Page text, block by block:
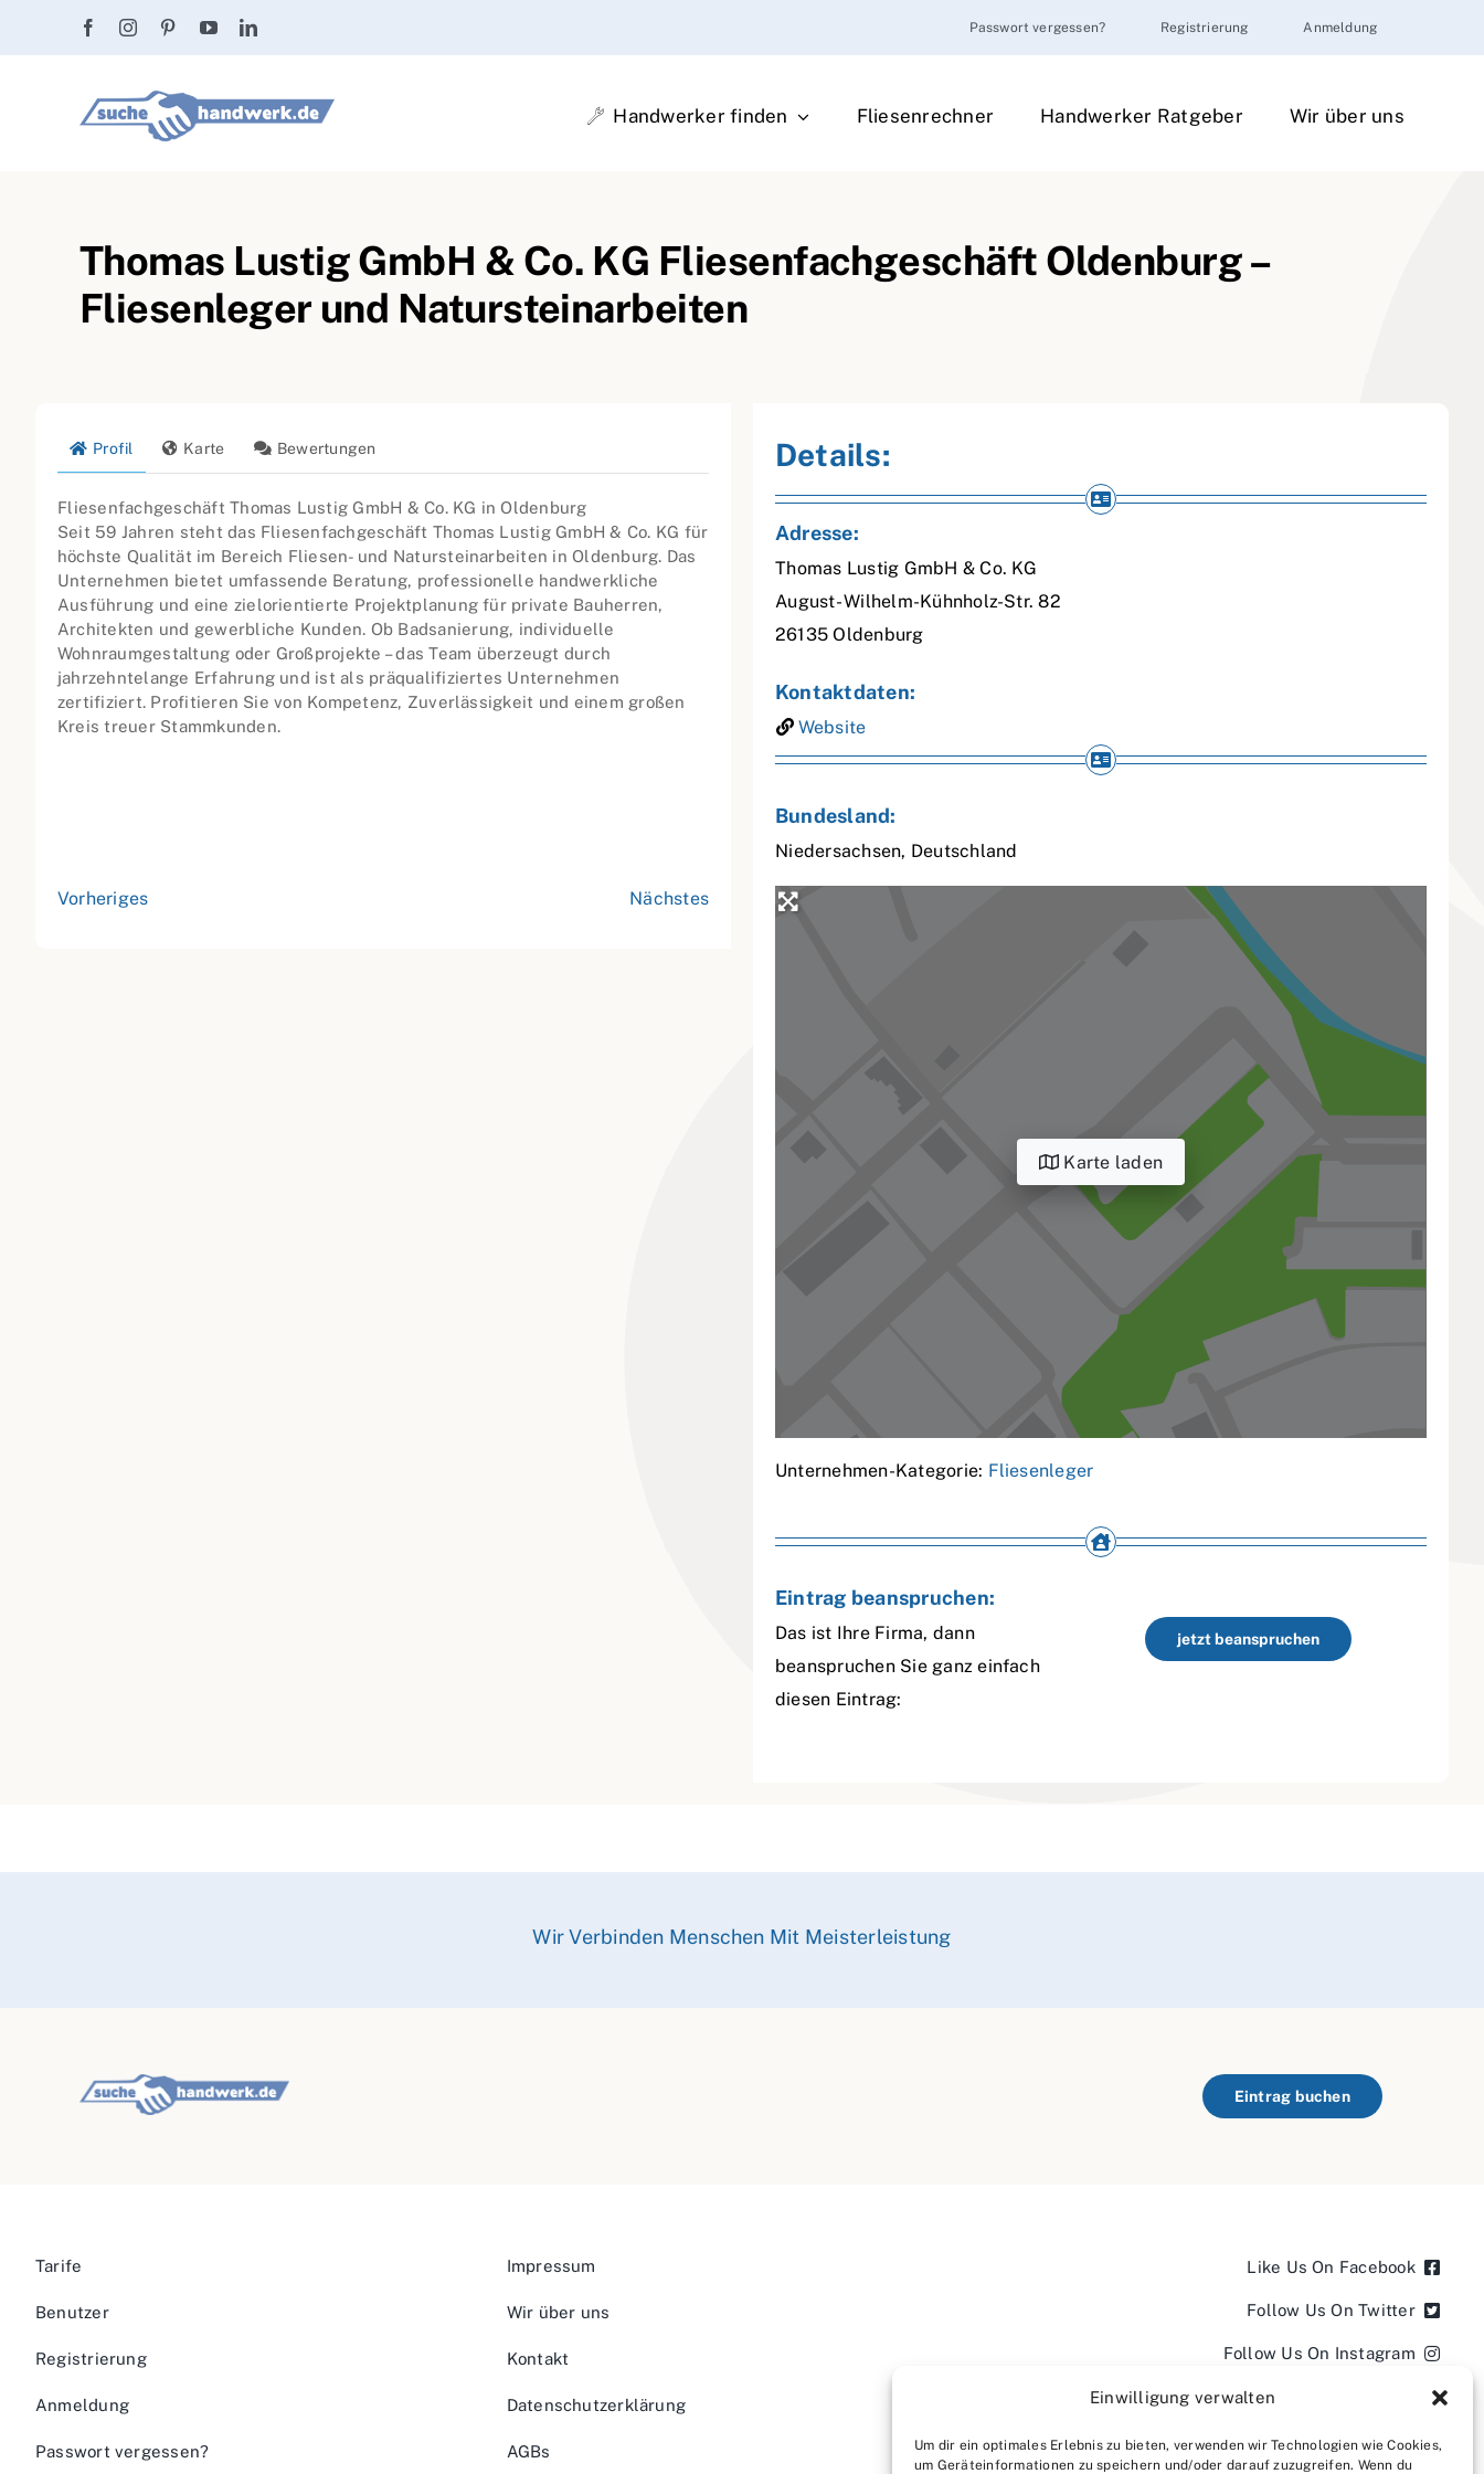
Einwilligung verwalten
Um dir ein optimales Erlebnis zu bieten, verwenden wir Technologien wie Cookies,
um Geräteinformationen zu speichern und/oder darauf zuzugreifen. Wenn du
Passwort vergessen? Registrierung Anmeldung
Handwerker finden Fliesenrechner Handwerker Ratgeber Wir über uns
Thomas Lustig GmbH & Co. KG Fliesenfachgeschäft Oldenburg –
Fliesenleger und Natursteinarbeiten
Profil Karte Bewertungen
Fliesenfachgeschäft Thomas Lustig GmbH & Co. KG in Oldenburg
Seit 59 Jahren steht das Fliesenfachgeschäft Thomas Lustig GmbH & Co. KG für
höchste Qualität im Bereich Fliesen- und Natursteinarbeiten in Oldenburg. Das
Unternehmen bietet umfassende Beratung, professionelle handwerkliche
Ausführung und eine zielorientierte Projektplanung für private Bauherren,
Architekten und gewerbliche Kunden. Ob Badsanierung, individuelle
Wohnraumgestaltung oder Großprojekte – das Team überzeugt durch
jahrzehntelange Erfahrung und ist als präqualifiziertes Unternehmen
zertifiziert. Profitieren Sie von Kompetenz, Zuverlässigkeit und einem großen
Kreis treuer Stammkunden.
Vorheriges Nächstes
Details:
Adresse:
Thomas Lustig GmbH & Co. KG
August- Wilhelm-Kühnholz-Str. 82
26135 Oldenburg
Kontaktdaten:
Website
Bundesland:
Niedersachsen, Deutschland
Karte laden
Unternehmen-Kategorie: Fliesenleger
Eintrag beanspruchen:
Das ist Ihre Firma, dann
beanspruchen Sie ganz einfach
diesen Eintrag:
jetzt beanspruchen
Wir Verbinden Menschen Mit Meisterleistung
Eintrag buchen
Tarife
Benutzer
Registrierung
Anmeldung
Passwort vergessen?
Impressum
Wir über uns
Kontakt
Datenschutzerklärung
AGBs
Like Us On Facebook
Follow Us On Twitter
Follow Us On Instagram
Follow Us On LinkedIn
Follow us on YouTube